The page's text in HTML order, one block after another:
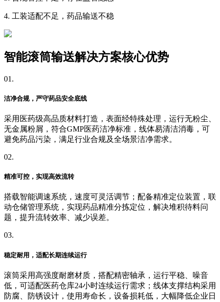
4. 工装适配不足，药品输送不稳
智能滚筒输送解决方案核心优势
01.
洁净合规，严守药品安全底线
采用医药级高品质材料打造，表面经特殊处理，运行无粉尘、
无金属粉屑，符合GMP医药洁净标准，线体易清洁消毒，可
避免药品污染，满足行业合规及全场景洁净需求。
02.
精准可控，实现高效流转
搭载智能调速系统，速度可灵活调节；配备精准定位装置，联
动仓储管理系统，实现药品精准分拣定位，解决堆积待料问
题，提升流转效率、减少误差。
03.
稳定耐用，适配长期连续运行
滚筒采用高强度耐磨材质，搭配精密轴承，运行平稳、噪音
低，可适配医药仓库24小时连续运行需求；线体支撑结构采用
防腐、防锈设计，使用寿命长，设备损耗低，大幅降低企业日